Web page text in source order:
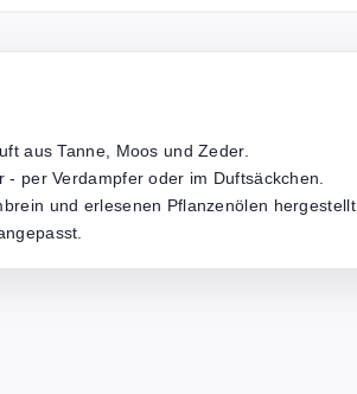
aus Tanne, Moos und Zeder.
- per Verdampfer oder im Duftsäckchen.
und erlesenen Pflanzenölen hergestellt.